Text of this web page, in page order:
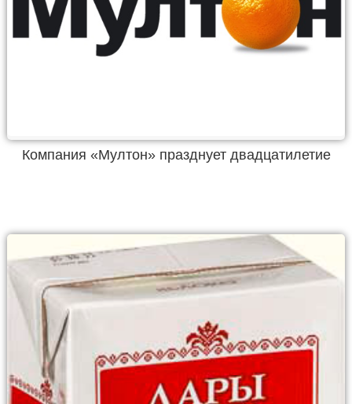
Компания «Мултон» празднует двадцатилетие